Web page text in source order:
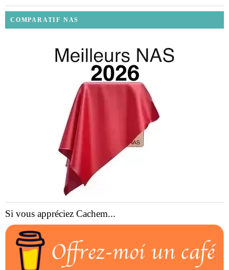
COMPARATIF NAS
Si vous appréciez Cachem...